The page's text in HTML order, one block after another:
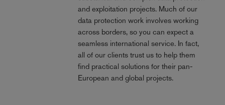
and exploitation projects. Much of our
data protection work involves working
across borders, so you can expect a
seamless international service. In fact,
all of our clients trust us to help them
find practical solutions for their pan-
European and global projects.